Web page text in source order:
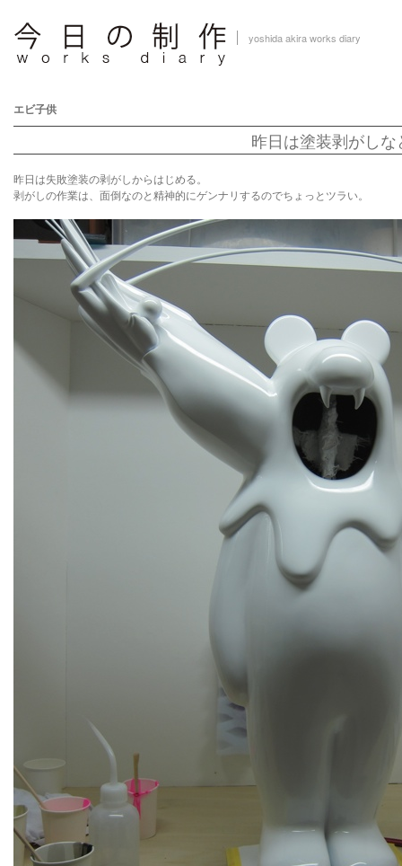
yoshida akira works diary
エビ子供
昨日は塗装剥がしな
昨日は失敗塗装の剥がしからはじめる。
剥がしの作業は、面倒なのと精神的にゲンナリするのでちょっとツラい。